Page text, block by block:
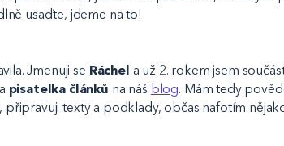
usaďte, jdeme na to!
Jmenuji se Ráchel a už 2. rokem jsem
a pisatelka článků na náš blog. Mám tedy
připravuji texty a podklady, občas nafotím